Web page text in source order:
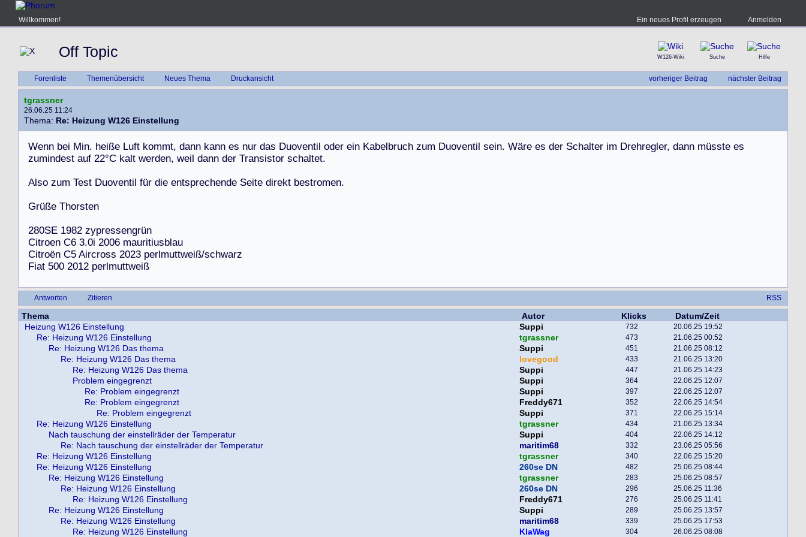
Willkommen! Ein neues Profil erzeugen Anmelden
Off Topic W126-Wiki Suche Hilfe
vorheriger Beitrag nächster Beitrag
Forenliste Themenübersicht Neues Thema Druckansicht
tgrassner
26.06.25 11:24
Thema: Re: Heizung W126 Einstellung
Wenn bei Min. heiße Luft kommt, dann kann es nur das Duoventil oder ein Kabelbruch zum Duoventil sein. Wäre es der Schalter im Drehregler, dann müsste es
zumindest auf 22°C kalt werden, weil dann der Transistor schaltet.
Also zum Test Duoventil für die entsprechende Seite direkt bestromen.
Grüße Thorsten
280SE 1982 zypressengrün
Citroen C6 3.0i 2006 mauritiusblau
Citroën C5 Aircross 2023 perlmuttweiß/schwarz
Fiat 500 2012 perlmuttweiß
Antworten Zitieren RSS
Thema Autor Klicks
Datum/Zeit
Heizung W126 Einstellung
Suppi 732 20.06.25 19:52
Re: Heizung W126 Einstellung tgrassner 473 21.06.25 00:52
Re: Heizung W126 Das thema Suppi 451 21.06.25 08:12
Re: Heizung W126 Das thema lovegood 433 21.06.25 13:20
Re: Heizung W126 Das thema Suppi 447 21.06.25 14:23
Problem eingegrenzt Suppi 364 22.06.25 12:07
Re: Problem eingegrenzt Suppi 397 22.06.25 12:07
Re: Problem eingegrenzt Freddy671 352 22.06.25 14:54
Re: Problem eingegrenzt Suppi 371 22.06.25 15:14
Re: Heizung W126 Einstellung tgrassner 434 21.06.25 13:34
Nach tauschung der einstellräder der Temperatur Suppi 404 22.06.25 14:12
Re: Nach tauschung der einstellräder der Temperatur maritim68 332 23.06.25 05:56
Re: Heizung W126 Einstellung tgrassner 340 22.06.25 15:20
Re: Heizung W126 Einstellung 260se DN 482 25.06.25 08:44
Re: Heizung W126 Einstellung tgrassner 283 25.06.25 08:57
Re: Heizung W126 Einstellung 260se DN 296 25.06.25 11:36
Re: Heizung W126 Einstellung Freddy671 276 25.06.25 11:41
Re: Heizung W126 Einstellung Suppi 289 25.06.25 13:57
Re: Heizung W126 Einstellung maritim68 339 25.06.25 17:53
Re: Heizung W126 Einstellung KlaWag 304 26.06.25 08:08